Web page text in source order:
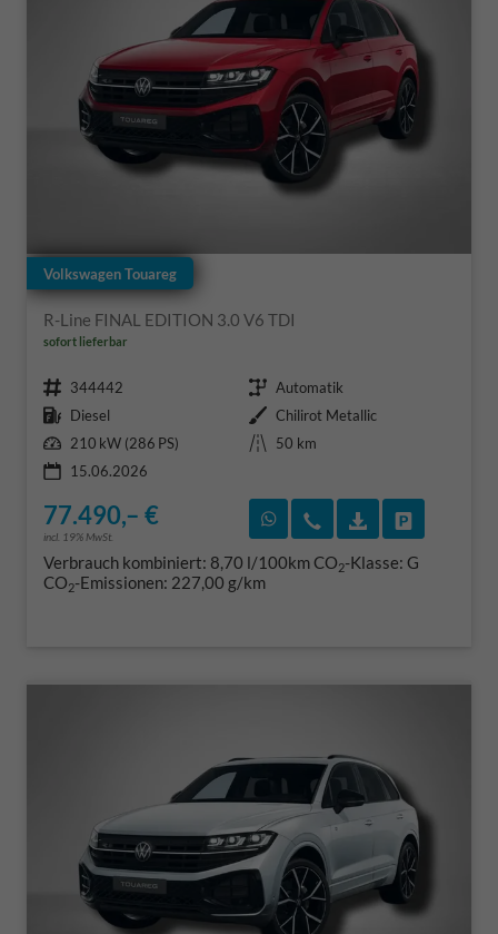
Volkswagen Touareg
R-Line FINAL EDITION 3.0 V6 TDI
sofort lieferbar
Fahrzeugnr. 344442 Getriebe Automatik
Kraftstoff Diesel Außenfarbe Chilirot Metallic
Leistung 210 kW (286 PS) Kilometerstand
50 km
15.06.2026
77.490,– €
incl. 19% MwSt.
Rückruf vereinbaren
Wir rufen Sie an
Verbrauch kombiniert: 8,70 l/100kmCO2-Klasse: G
CO2-Emissionen: 227,00 g/km